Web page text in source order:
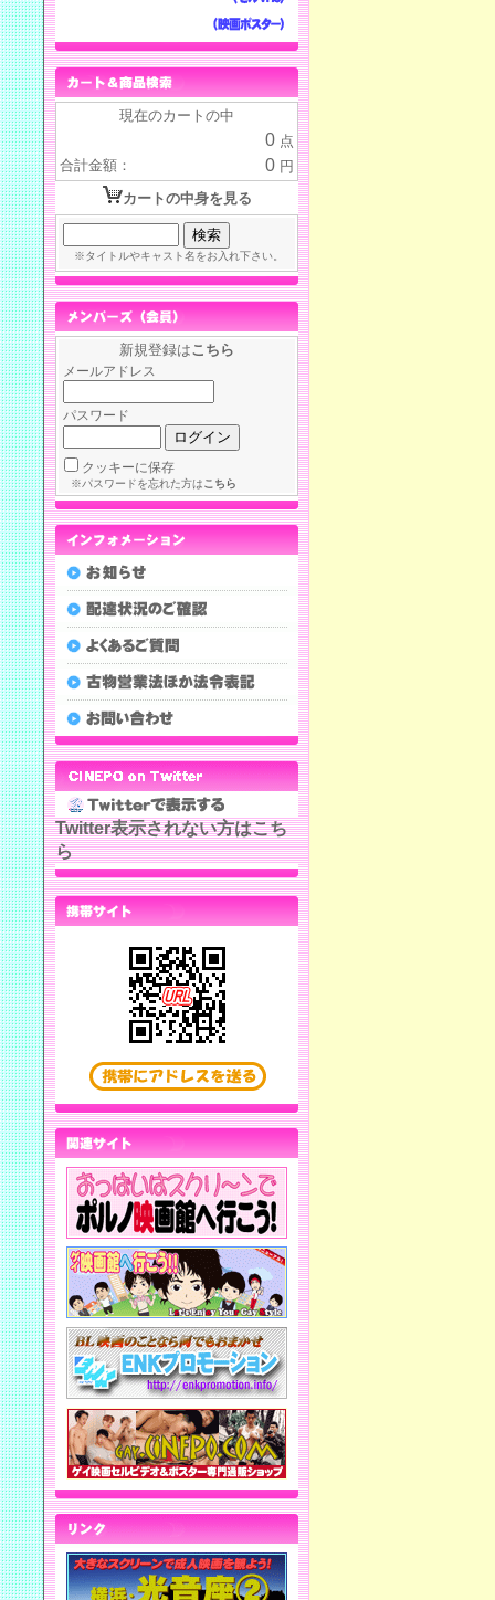
現在のカートの中
0 点
合計金額：
0 円
カートの中身を見る
※タイトルやキャスト名をお入れ下さい。
新規登録はこちら
メールアドレス
パスワード
クッキーに保存
※パスワードを忘れた方はこちら
Twitter表示されない方はこち
ら